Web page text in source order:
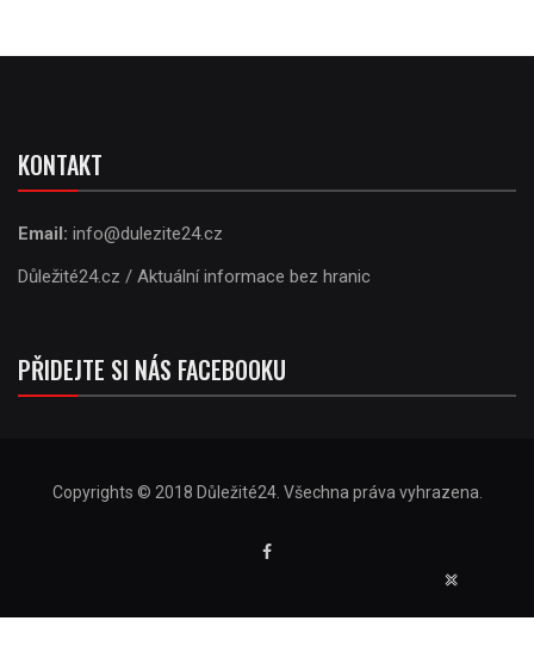
KONTAKT
Email: info@dulezite24.cz
Důležité24.cz / Aktuální informace bez hranic
PŘIDEJTE SI NÁS FACEBOOKU
Copyrights © 2018 Důležité24. Všechna práva vyhrazena.